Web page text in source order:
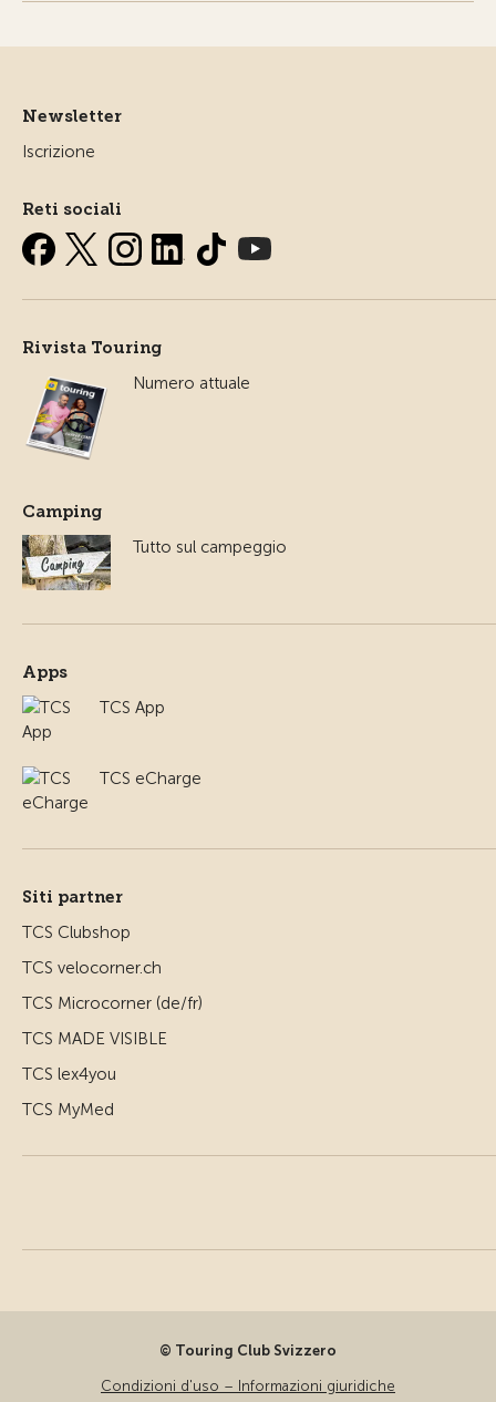
Newsletter
Iscrizione
Reti sociali
Rivista Touring
Numero attuale
Camping
Tutto sul campeggio
Apps
TCS App
TCS eCharge
Siti partner
TCS Clubshop
TCS velocorner.ch
TCS Microcorner (de/fr)
TCS MADE VISIBLE
TCS lex4you
TCS MyMed
© Touring Club Svizzero
Condizioni d'uso – Informazioni giuridiche